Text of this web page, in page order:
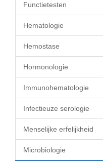
Functietesten
Hematologie
Hemostase
Hormonologie
Immunohematologie
Infectieuze serologie
Menselijke erfelijkheid
Microbiologie